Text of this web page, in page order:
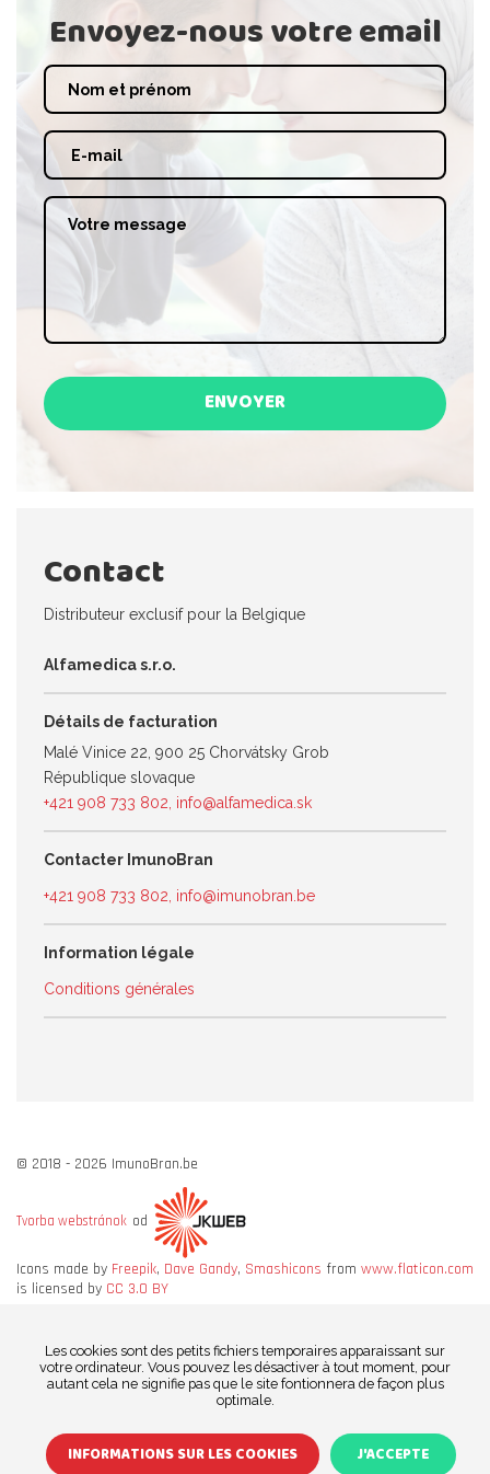
Envoyez-nous votre email
ENVOYER
Contact
Distributeur exclusif pour la Belgique
Alfamedica s.r.o.
Détails de facturation
Malé Vinice 22, 900 25 Chorvátsky Grob
République slovaque
+421 908 733 802 info@alfamedica.sk
Contacter ImunoBran
+421 908 733 802 info@imunobran.be
Information légale
Conditions générales
© 2018 - 2026 ImunoBran.be
Tvorba webstránok od
Icons made by Freepik, Dave Gandy, Smashicons from www.flaticon.com
is licensed by CC 3.0 BY
Les cookies sont des petits fichiers temporaires apparaissant sur
votre ordinateur. Vous pouvez les désactiver à tout moment, pour
autant cela ne signifie pas que le site fontionnera de façon plus
optimale.
INFORMATIONS SUR LES COOKIES J'ACCEPTE